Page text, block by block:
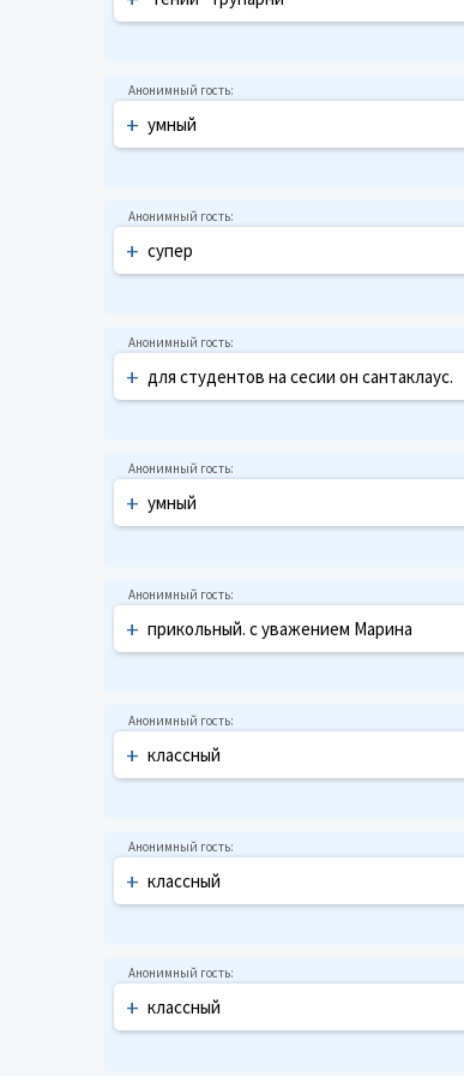
+ умный
+ супер
+ для студентов на сесии он сантаклаус.
+ умный
+ прикольный. с уважением Марина
+ классный
+ классный
+ классный